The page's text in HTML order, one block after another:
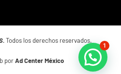
Todos los derechos reservados.
porAd Center México
1